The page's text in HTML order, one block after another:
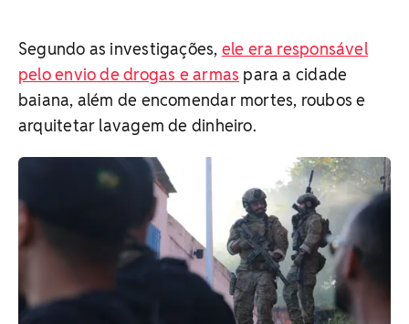
Segundo as investigações, ele era responsável
pelo envio de drogas e armas para a cidade
baiana, além de encomendar mortes, roubos e
arquitetar lavagem de dinheiro.